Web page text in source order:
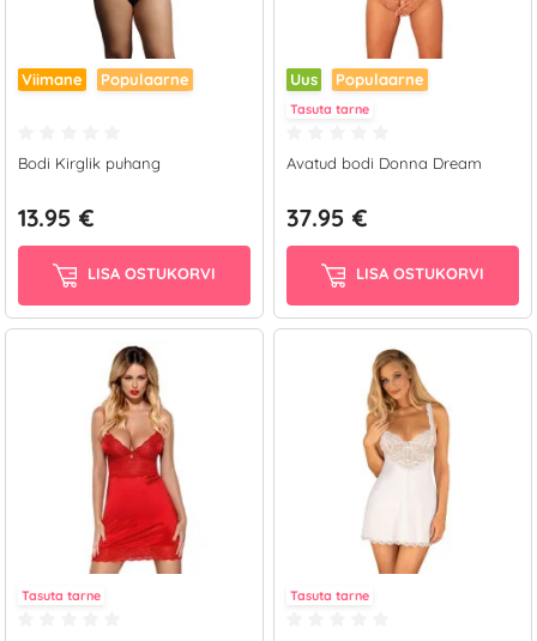
Viimane Populaarne
Bodi Kirglik puhang
13.95 €
LISA OSTUKORVI
Uus Populaarne
Tasuta tarne
Avatud bodi Donna Dream
37.95 €
LISA OSTUKORVI
Tasuta tarne Tasuta tarne